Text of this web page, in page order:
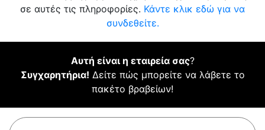
σε αυτές τις πληροφορίες. Κάντε κλικ εδώ για να
συνδεθείτε.
Αυτή είναι η εταιρεία σας?
Συγχαρητήρια! Δείτε πώς μπορείτε να λάβετε το
πακέτο βραβείων!